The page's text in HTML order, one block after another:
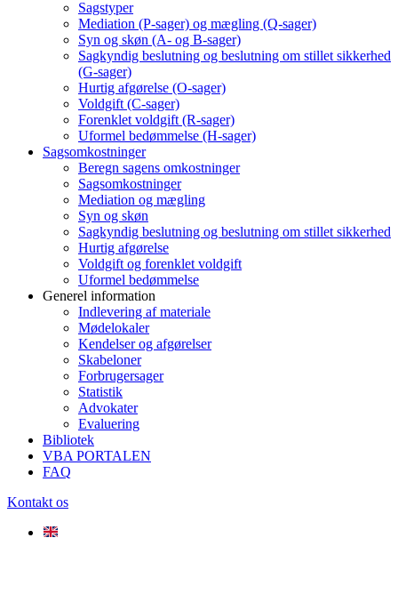
Sagstyper
Mediation (P-sager) og mægling (Q-sager)
Syn og skøn (A- og B-sager)
Sagkyndig beslutning og beslutning om stillet sikkerhed
(G-sager)
Hurtig afgørelse (O-sager)
Voldgift (C-sager)
Forenklet voldgift (R-sager)
Uformel bedømmelse (H-sager)
Sagsomkostninger
Beregn sagens omkostninger
Sagsomkostninger
Mediation og mægling
Syn og skøn
Sagkyndig beslutning og beslutning om stillet sikkerhed
Hurtig afgørelse
Voldgift og forenklet voldgift
Uformel bedømmelse
Generel information
Indlevering af materiale
Mødelokaler
Kendelser og afgørelser
Skabeloner
Forbrugersager
Statistik
Advokater
Evaluering
Bibliotek
VBA PORTALEN
FAQ
Kontakt os